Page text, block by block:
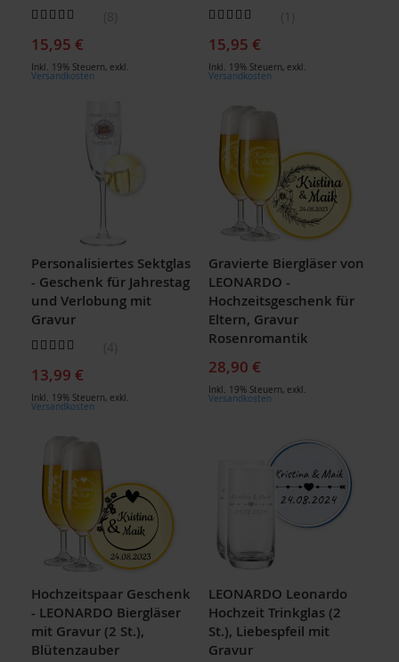
Bewertung:
15,95 €
Inkl. 19% Steuern, exkl.
Versandkosten
Bewertung:
15,95 €
Inkl. 19% Steuern, exkl.
Versandkosten
Personalisiertes Sektglas
- Geschenk für Jahrestag
und Verlobung mit
Gravur
Bewertung:
13,99 €
Inkl. 19% Steuern, exkl.
Versandkosten
Gravierte Biergläser von
LEONARDO -
Hochzeitsgeschenk für
Eltern, Gravur
Rosenromantik
28,90 €
Inkl. 19% Steuern, exkl.
Versandkosten
Hochzeitspaar Geschenk
- LEONARDO Biergläser
mit Gravur (2 St.),
Blütenzauber
LEONARDO Leonardo
Hochzeit Trinkglas (2
St.), Liebespfeil mit
Gravur